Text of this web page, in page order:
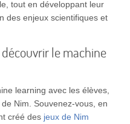
tout en développant leur
des enjeux scientifiques et
le machine
learning avec les élèves,
Nim. Souvenez-vous, en
créé des jeux de Nim